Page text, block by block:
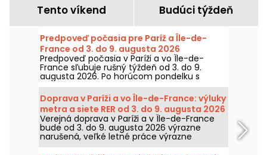
Tento víkend Budúci týždeň
Predpoveď počasia pre Paríž a Île-de-
France od 3. do 9. augusta 2026
Predpoveď počasia v Paríži a vo Île-de-
France sľubuje rušný týždeň od 3. do 9.
augusta 2026. Po horúcom pondelku s
rizikom búrok teploty postupne klesnú a na
víkend sa očakáva návrat teplejšieho a
slnečného počasia.
Doprava v Paríži a vo Île-de-France: výluky
metra a siete RER od 3. do 9. augusta 2026
Verejná doprava v Paríži a v Île-de-France
bude od 3. do 9. augusta 2026 výrazne
narušená, veľké letné práce výrazne
zasahujú niektoré linky, podľa RATP a SNCF.